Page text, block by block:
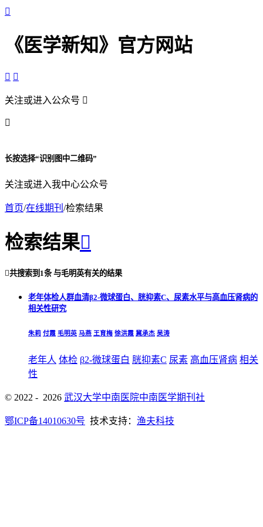

《医学新知》官方网站
 
关注或进入公众号 

长按选择“识别图中二维码”
关注或进入我中心公众号
首页/在线期刊 /检索结果
检索结果
共搜索到 1条与毛明英有关的结果
老年体检人群血清β2-微球蛋白、胱抑素C、尿素水平与高血压肾病的
相关性研究
朱莉 付霞 毛明英 马燕 王育梅 徐洪霞 冀承杰 吴涛
老年人 体检 β2-微球蛋白 胱抑素C 尿素 高血压肾病 相关
性
© 2022 - 2026 武汉大学中南医院中南医学期刊社
鄂ICP备14010630号 技术支持： 渔夫科技